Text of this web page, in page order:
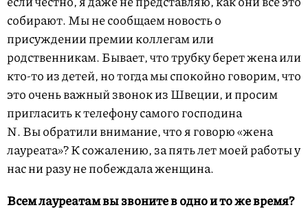
собирают. Мы не сообщаем новость о
присуждении премии коллегам или
родственникам. Бывает, что трубку берет жена или
кто-то из детей, но тогда мы спокойно говорим, что
это очень важный звонок из Швеции, и просим
пригласить к телефону самого господина
N. Вы обратили внимание, что я говорю «жена
лауреата»? К сожалению, за пять лет моей работы у
нас ни разу не побеждала женщина.
Всем лауреатам вы звоните в одно и то же время?